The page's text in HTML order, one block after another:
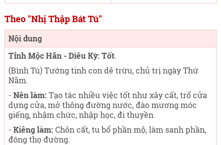
Theo "Nhị Thập Bát Tú"
Nội dung
Tỉnh Mộc Hãn - Diêu Kỳ: Tốt.
(Bình Tú) Tướng tinh con dê trừu, chủ trị ngày Thứ
Năm.
- Nên làm: Tạo tác nhiều việc tốt như xây cất, trổ cửa
dựng cửa, mở thông đường nước, đào mương móc
giếng, nhậm chức, nhập học, đi thuyền.
- Kiêng làm: Chôn cất, tu bổ phần mộ, làm sanh phần,
đóng thọ đường.